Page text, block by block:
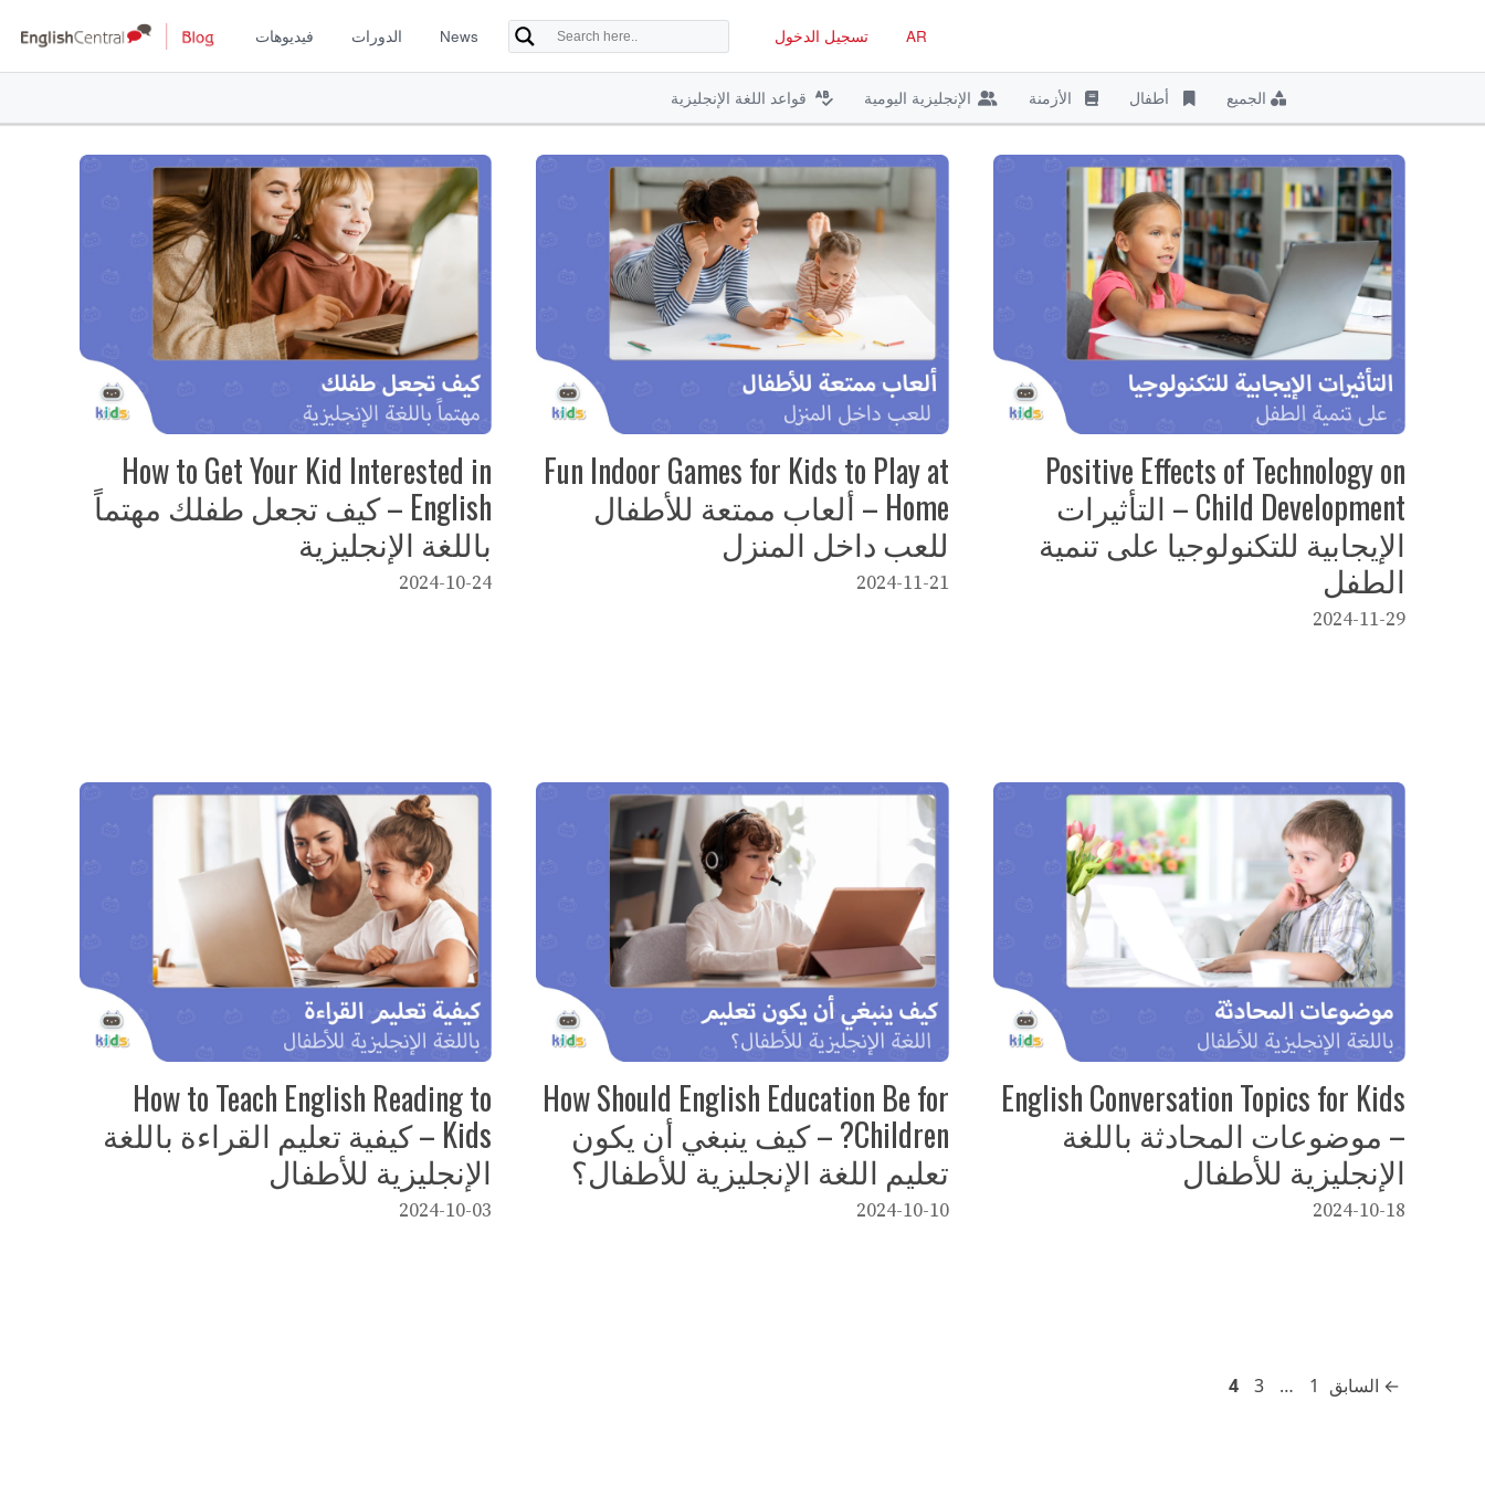
فيديوهات الدورات News تسجيل الدخول AR
الجميع أطفال الأزمنة الإنجليزية اليومية قواعد اللغة الإنجليزية
انتقل
المحتوى
Positive Effects of Technology on
Child Development – التأثيرات
الإيجابية للتكنولوجيا على تنمية
الطفل
2024-11-29
Fun Indoor Games for Kids to Play at
Home – ألعاب ممتعة للأطفال
للعب داخل المنزل
2024-11-21
How to Get Your Kid Interested in
English – كيف تجعل طفلك مهتماً
باللغة الإنجليزية
2024-10-24
English Conversation Topics for Kids
– موضوعات المحادثة باللغة
الإنجليزية للأطفال
2024-10-18
How Should English Education Be for
Children? – كيف ينبغي أن يكون
تعليم اللغة الإنجليزية للأطفال؟
2024-10-10
How to Teach English Reading to
Kids – كيفية تعليم القراءة باللغة
الإنجليزية للأطفال
2024-10-03
← السابق Page
1
…
Page
3
Page
4